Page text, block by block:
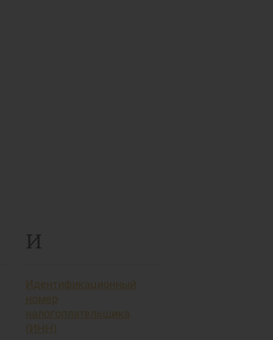
И
Идентификационный
номер
налогоплательщика
(ИНН)